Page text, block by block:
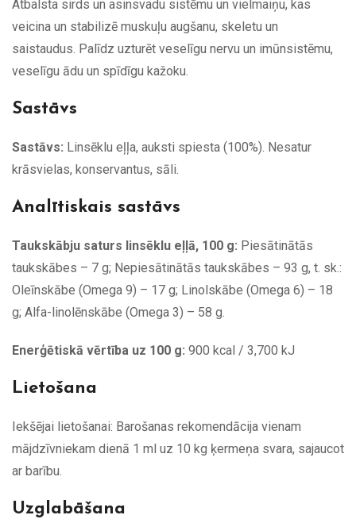
Atbalsta sirds un asinsvadu sistēmu un vielmaiņu, kas
veicina un stabilizē muskuļu augšanu, skeletu un
saistaudus. Palīdz uzturēt veselīgu nervu un imūnsistēmu,
veselīgu ādu un spīdīgu kažoku.
Sastāvs
Sastāvs: Linsēklu eļļa, auksti spiesta (100%). Nesatur
krāsvielas, konservantus, sāli.
Analītiskais sastāvs
Taukskābju saturs linsēklu eļļā, 100 g: Piesātinātās
taukskābes – 7 g; Nepiesātinātās taukskābes – 93 g, t. sk.:
Oleīnskābe (Omega 9) – 17 g; Linolskābe (Omega 6) – 18
g; Alfa-linolēnskābe (Omega 3) – 58 g.
Enerģētiskā vērtība uz 100 g: 900 kcal / 3,700 kJ
Lietošana
Iekšējai lietošanai: Barošanas rekomendācija vienam
mājdzīvniekam dienā 1 ml uz 10 kg ķermeņa svara, sajaucot
ar barību.
Uzglabāšana